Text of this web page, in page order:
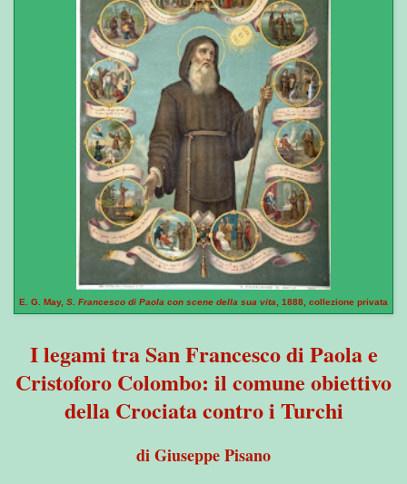
E. G. May, S. Francesco di Paola con scene della sua vita , 1888, collezione privata
I legami tra San Francesco di Paola e
Cristoforo Colombo: il comune obiettivo
della Crociata contro i Turchi
di Giuseppe Pisano